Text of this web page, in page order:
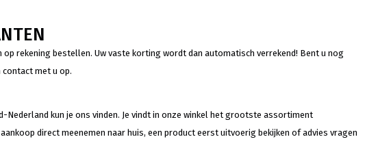
rekening bestellen. Uw vaste korting wordt dan automatisch verrekend! Bent u nog
contact met u op.
kun je ons vinden. Je vindt in onze winkel het grootste assortiment
direct meenemen naar huis, een product eerst uitvoerig bekijken of advies vragen